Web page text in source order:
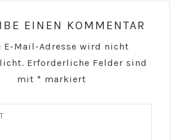
EINEN KOMMENTAR
E-Mail-Adresse wird nicht
Erforderliche Felder sind
mit * markiert